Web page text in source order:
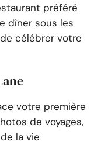
préféré
dîner sous les
célébrer votre
votre première
de voyages,
la vie